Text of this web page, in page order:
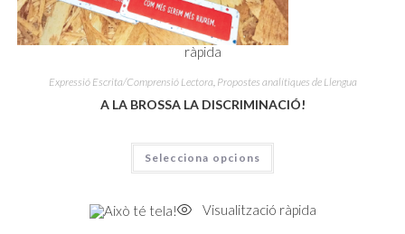
ràpida
Expressió Escrita/Comprensió Lectora, Propostes analítiques de Llengua
A LA BROSSA LA DISCRIMINACIÓ!
Selecciona opcions
Visualització ràpida